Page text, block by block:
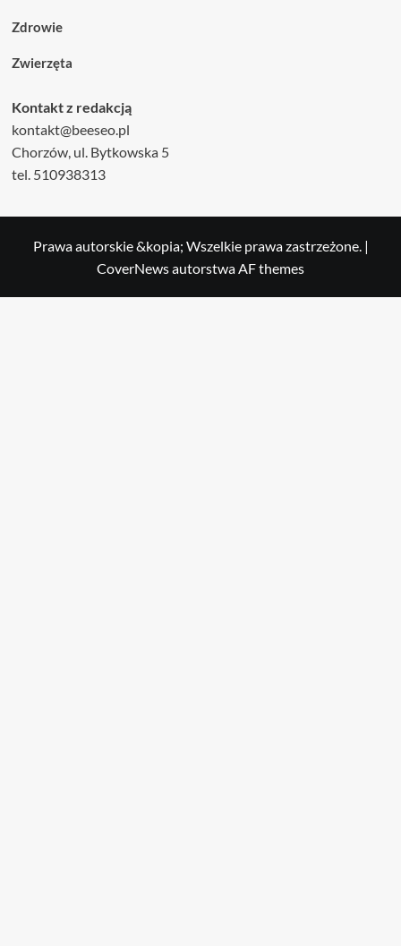
Zdrowie
Zwierzęta
Kontakt z redakcją
kontakt@beeseo.pl
Chorzów, ul. Bytkowska 5
tel. 510938313
Prawa autorskie &kopia; Wszelkie prawa zastrzeżone. |
CoverNewsautorstwa AF themes